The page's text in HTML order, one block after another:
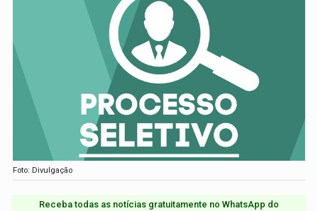
Foto: Divulgação
Receba todas as notícias gratuitamente no WhatsApp do